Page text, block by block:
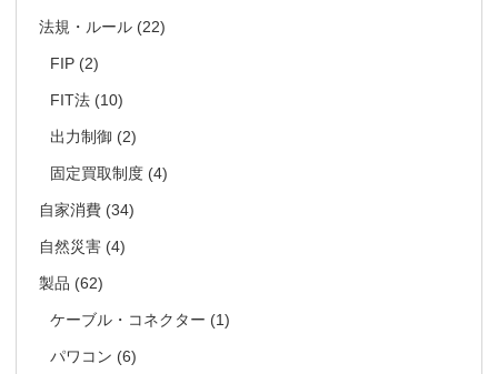
法規・ルール (22)
FIP (2)
FIT法 (10)
出力制御 (2)
固定買取制度 (4)
自家消費 (34)
自然災害 (4)
製品 (62)
ケーブル・コネクター (1)
パワコン (6)